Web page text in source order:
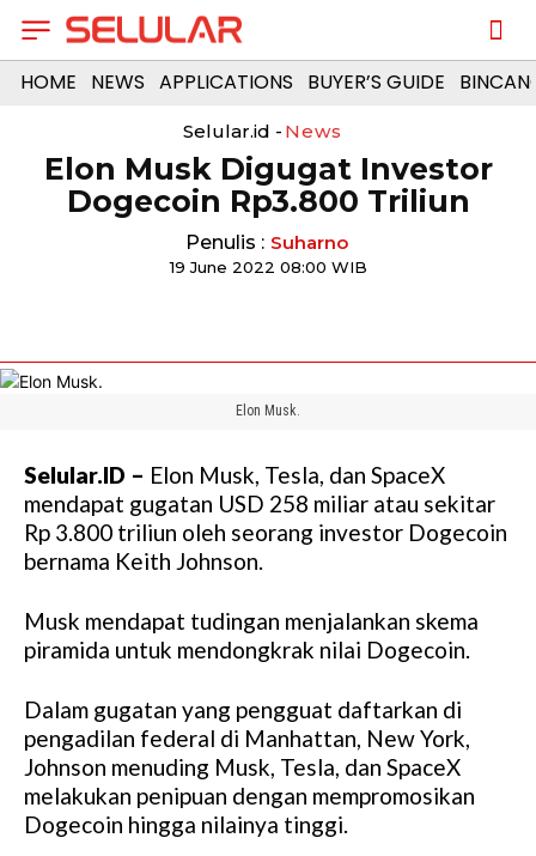
HOME NEWS APPLICATIONS BUYER’S GUIDE
Selular.id - News
Elon Musk Digugat Investor
Dogecoin Rp3.800 Triliun
Penulis : Suharno
19 June 2022 08:00 WIB
Elon Musk.
Selular.ID – Elon Musk, Tesla, dan SpaceX
mendapat gugatan USD 258 miliar atau sekitar
Rp 3.800 triliun oleh seorang investor Dogecoin
bernama Keith Johnson.
Musk mendapat tudingan menjalankan skema
piramida untuk mendongkrak nilai Dogecoin.
Dalam gugatan yang pengguat daftarkan di
pengadilan federal di Manhattan, New York,
Johnson menuding Musk, Tesla, dan SpaceX
melakukan penipuan dengan mempromosikan
Dogecoin hingga nilainya tinggi.